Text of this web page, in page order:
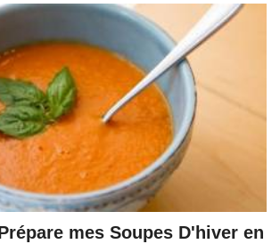
mes Soupes D'hiver en